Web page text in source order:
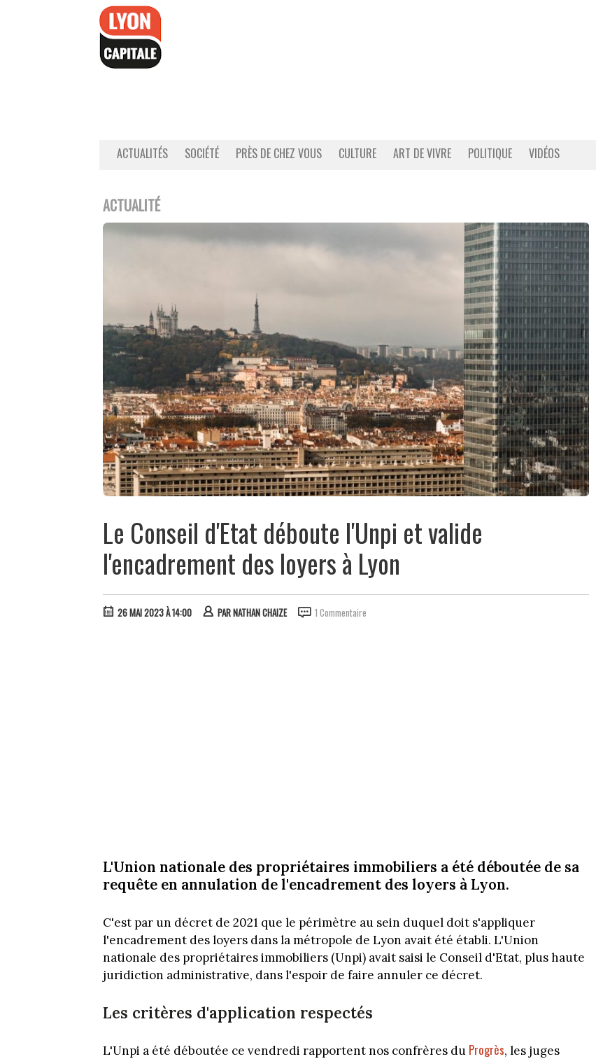
ACTUALITÉS SOCIÉTÉ PRÈS DE CHEZ VOUS CULTURE ART DE VIVRE POLITIQUE VIDÉOS
ACTUALITÉ
Le Conseil d'Etat déboute l'Unpi et valide
l'encadrement des loyers à Lyon
26 MAI 2023 À 14:00 PARNATHAN CHAIZE 1 Commentaire
L'Union nationale des propriétaires immobiliers a été déboutée de sa
requête en annulation de l'encadrement des loyers à Lyon.
C'est par un décret de 2021 que le périmètre au sein duquel doit s'appliquer
l'encadrement des loyers dans la métropole de Lyon avait été établi. L'Union
nationale des propriétaires immobiliers (Unpi) avait saisi le Conseil d'Etat, plus haute
juridiction administrative, dans l'espoir de faire annuler ce décret.
Les critères d'application respectés
L'Unpi a été déboutée ce vendredi rapportent nos confrères du Progrès, les juges